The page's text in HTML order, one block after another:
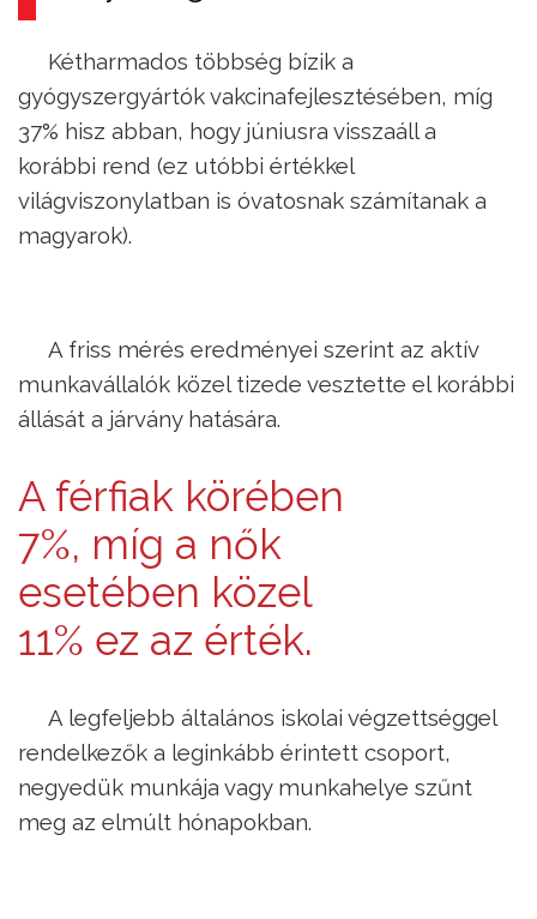
Kétharmados többség bízik a
gyógyszergyártók vakcinafejlesztésében, míg
37% hisz abban, hogy júniusra visszaáll a
korábbi rend (ez utóbbi értékkel
világviszonylatban is óvatosnak számítanak a
magyarok).
A friss mérés eredményei szerint az aktív
munkavállalók közel tizede vesztette el korábbi
állását a járvány hatására.
A férfiak körében
7%, míg a nők
esetében közel
11% ez az érték.
A legfeljebb általános iskolai végzettséggel
rendelkezők a leginkább érintett csoport,
negyedük munkája vagy munkahelye szűnt
meg az elmúlt hónapokban.